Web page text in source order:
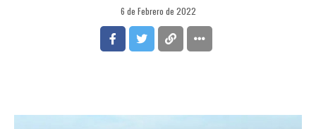
6 de Febrero de 2022